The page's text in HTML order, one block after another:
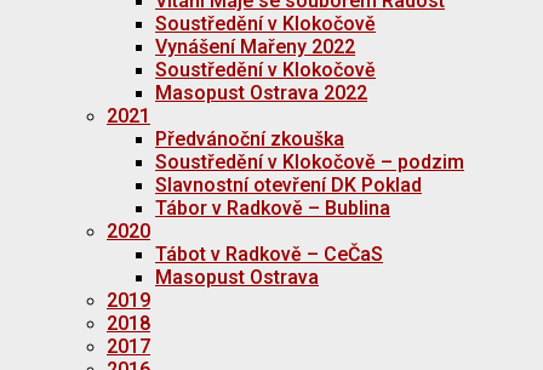
Soustředění v Klokočově
Vynášení Mařeny 2022
Soustředění v Klokočově
Masopust Ostrava 2022
2021
Předvánoční zkouška
Soustředění v Klokočově – podzim
Slavnostní otevření DK Poklad
Tábor v Radkově – Bublina
2020
Tábot v Radkově – CeČaS
Masopust Ostrava
2019
2018
2017